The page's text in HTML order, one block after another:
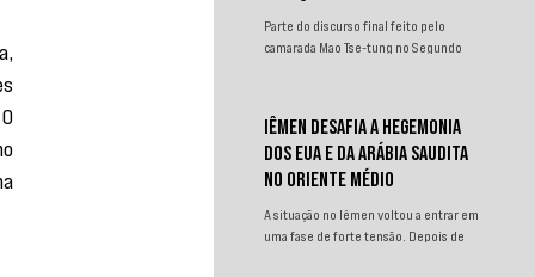
TRABALHO
Parte do discurso final feito pelo
camarada Mao Tse-tung no Segundo
Camponeses, realizado em Juichin,
província de Kiangsi, em janeiro de
1934.
IÊMEN DESAFIA A HEGEMONIA
DOS EUA E DA ARÁBIA SAUDITA
NO ORIENTE MÉDIO
A situação no Iêmen voltou a entrar em
uma fase de forte tensão. Depois de